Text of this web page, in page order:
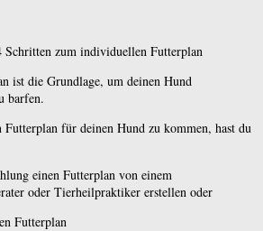
ist die Grundlage, um deinen Hund
barfen.
für deinen Hund zu kommen, hast du
einen Futterplan von einem
oder Tierheilpraktiker erstellen oder
Futterplan